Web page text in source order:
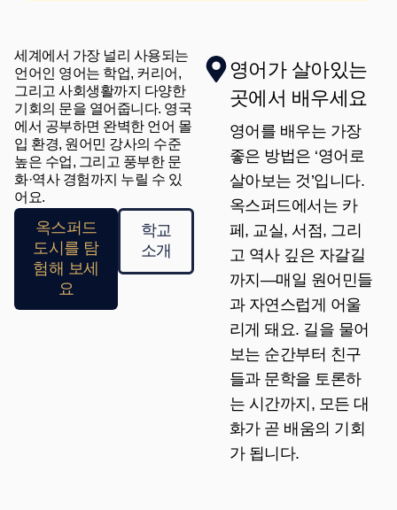
세계에서 가장 널리 사용되는
언어인 영어는 학업, 커리어,
그리고 사회생활까지 다양한
기회의 문을 열어줍니다. 영국
에서 공부하면 완벽한 언어 몰
입 환경, 원어민 강사의 수준
높은 수업, 그리고 풍부한 문
화·역사 경험까지 누릴 수 있
어요.
옥스퍼드
도시를 탐
험해 보세
요
학교
소개
영어가 살아있는
곳에서 배우세요
영어를 배우는 가장
좋은 방법은 ‘영어로
살아보는 것’입니다.
옥스퍼드에서는 카
페, 교실, 서점, 그리
고 역사 깊은 자갈길
까지—매일 원어민들
과 자연스럽게 어울
리게 돼요. 길을 물어
보는 순간부터 친구
들과 문학을 토론하
는 시간까지, 모든 대
화가 곧 배움의 기회
가 됩니다.